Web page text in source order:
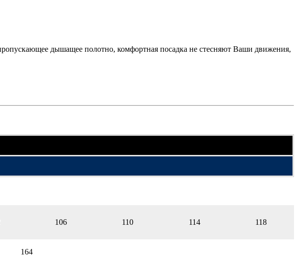
дышащее полотно, комфортная посадка не стесняют Ваши движения,
106 110 114 118
164